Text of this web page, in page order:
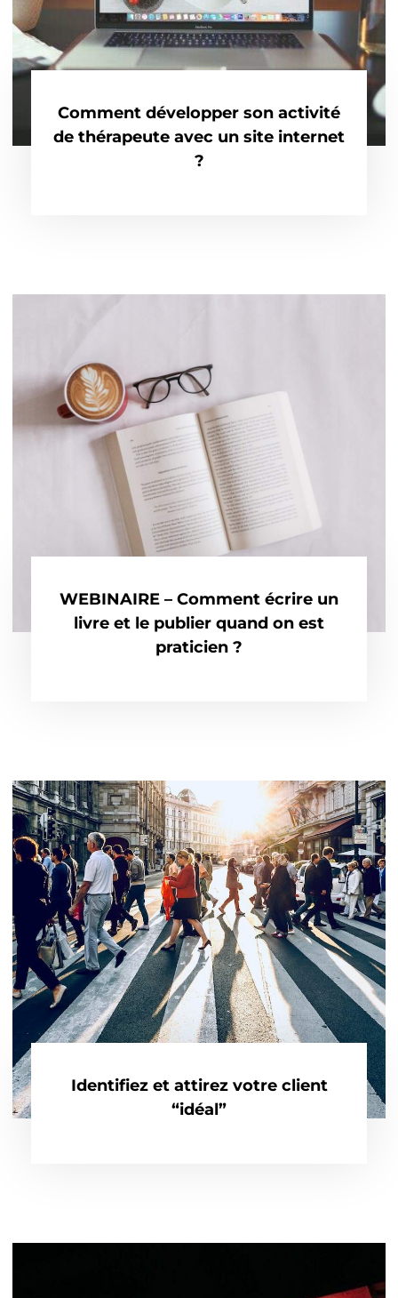
Comment développer son activité
de thérapeute avec un site internet
?
WEBINAIRE – Comment écrire un
livre et le publier quand on est
praticien ?
Identifiez et attirez votre client
“idéal”